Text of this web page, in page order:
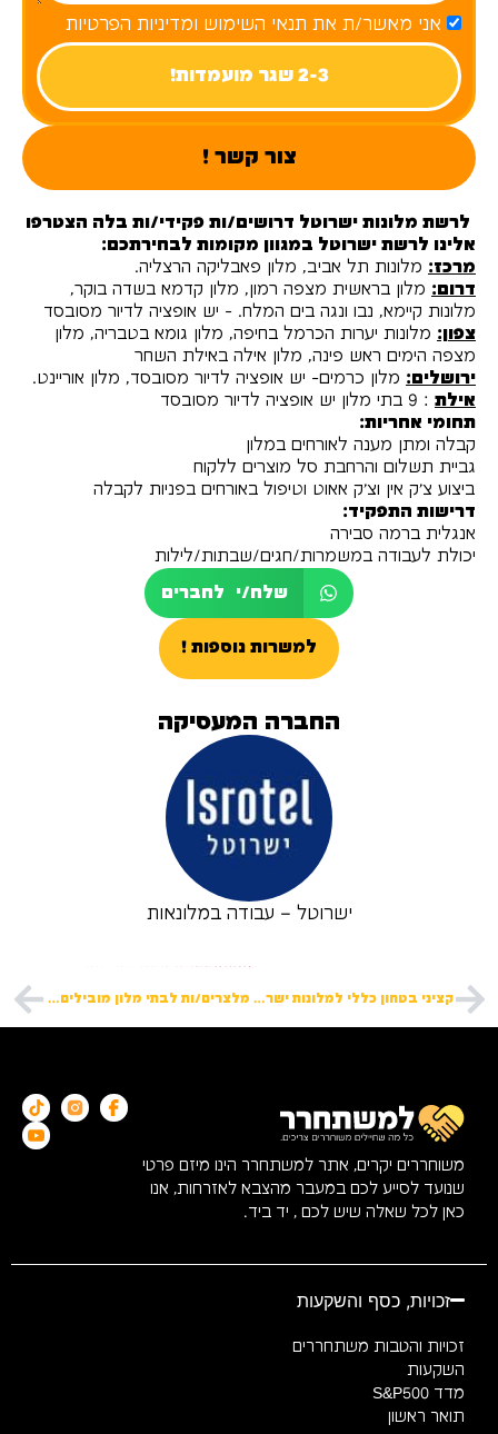
אני מאשר/ת את תנאי השימוש ומדיניות הפרטיות
2-3 שגר מועמדות!
צור קשר !
לרשת מלונות ישרוטל דרושים/ות פקידי/ות בלה הצטרפו
אלינו לרשת ישרוטל במגוון מקומות לבחירתכם:
מרכז: מלונות תל אביב, מלון פאבליקה הרצליה.
דרום: מלון בראשית מצפה רמון, מלון קדמא בשדה בוקר,
מלונות קיימא, נבו ונגה בים המלח. - יש אופציה לדיור מסובסד
צפון: מלונות יערות הכרמל בחיפה, מלון גומא בטבריה, מלון
מצפה הימים ראש פינה, מלון אילה באילת השחר
ירושלים: מלון כרמים- יש אופציה לדיור מסובסד, מלון אוריינט.
אילת : 9 בתי מלון יש אופציה לדיור מסובסד
תחומי אחריות:
קבלה ומתן מענה לאורחים במלון
גביית תשלום והרחבת סל מוצרים ללקוח
ביצוע צ'ק אין וצ'ק אאוט וטיפול באורחים בפניות לקבלה
דרישות התפקיד:
אנגלית ברמה סבירה
יכולת לעבודה במשמרות/חגים/שבתות/לילות
שלח/י לחברים
למשרות נוספות !
החברה המעסיקה
ישרוטל – עבודה במלונאות
קציני בטחון כללי למלונות ישרוטל – שירות צבאי מלא חובה מלצרים/ות לבתי מלון מובילים ברחבי הארץ! (מועדפת)
משוחררים יקרים, אתר למשתחרר הינו מיזם פרטי
שנועד לסייע לכם במעבר מהצבא לאזרחות, אנו
כאן לכל שאלה שיש לכם , יד ביד.
זכויות, כסף והשקעות
זכויות והטבות משתחררים
השקעות
מדד S&P500
תואר ראשון